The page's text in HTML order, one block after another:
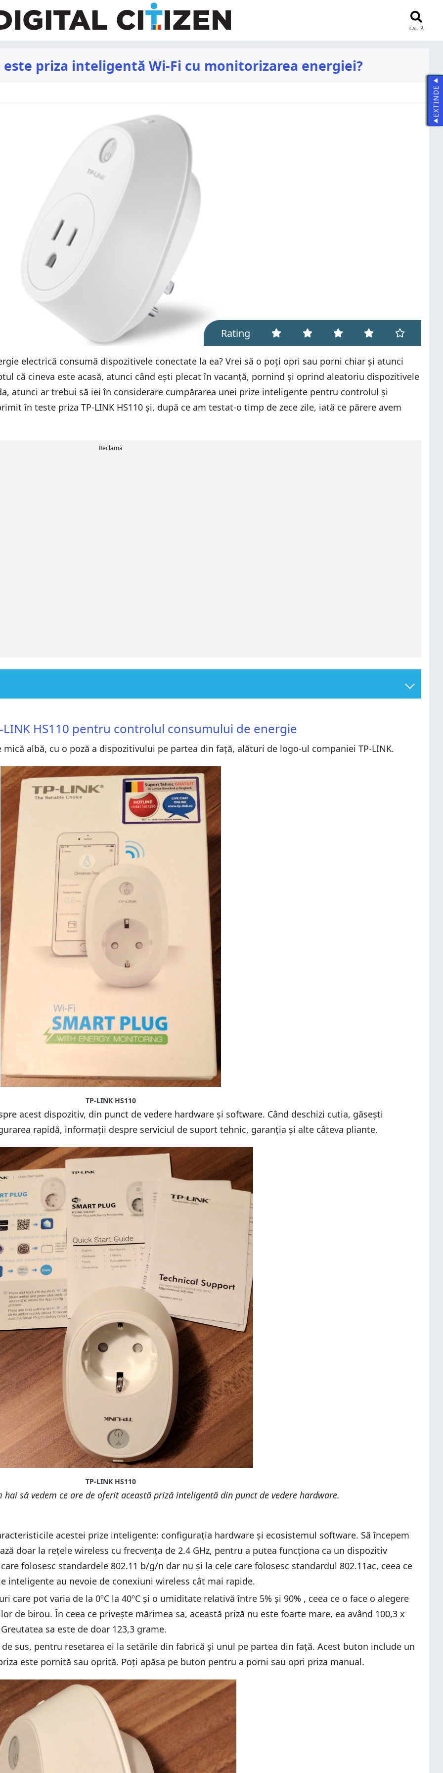
CAUTĂ
este priza inteligentă Wi-Fi cu monitorizarea energiei?
Rating
electrică consumă dispozitivele conectate la ea? Vrei să o poți opri sau porni chiar și atunci
că cineva este acasă, atunci când ești plecat în vacanță, pornind și oprind aleatoriu dispozitivele
atunci ar trebui să iei în considerare cumpărarea unei prize inteligente pentru controlul și
în teste priza TP-LINK HS110 și, după ce am testat-o timp de zece zile, iată ce părere avem
Reclamă
pentru controlul consumului de energie
mai multă securitate
pentru controlul consumului de energie
HS110 pentru controlul consumului de energie
albă, cu o poză a dispozitivului pe partea din față, alături de logo-ul companiei TP-LINK.
TP-LINK HS110
acest dispozitiv, din punct de vedere hardware și software. Când deschizi cutia, găsești
rapidă, informații despre serviciul de suport tehnic, garanția și alte câteva pliante.
TP-LINK HS110
să vedem ce are de oferit această priză inteligentă din punct de vedere hardware.
acestei prize inteligente: configurația hardware și ecosistemul software. Să începem
doar la rețele wireless cu frecvența de 2.4 GHz, pentru a putea funcționa ca un dispozitiv
folosesc standardele 802.11 b/g/n dar nu și la cele care folosesc standardul 802.11ac, ceea ce
inteligente au nevoie de conexiuni wireless cât mai rapide.
care pot varia de la 0ºC la 40ºC și o umiditate relativă între 5% și 90% , ceea ce o face o alegere
de birou. În ceea ce privește mărimea sa, această priză nu este foarte mare, ea având 100,3 x
sa este de doar 123,3 grame.
sus, pentru resetarea ei la setările din fabrică și unul pe partea din față. Acest buton include un
este pornită sau oprită. Poți apăsa pe buton pentru a porni sau opri priza manual.
EXTINDE